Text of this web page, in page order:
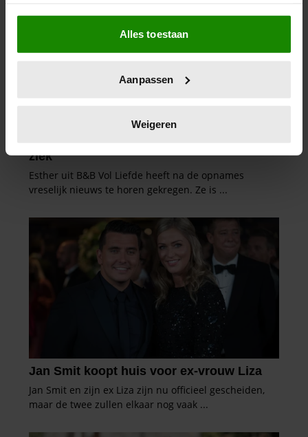
Als u het toestaat, willen we ook graag:
Informatie verzamelen over uw geografische
locatie, die tot een paar meter nauwkeurig kan zijn
scannen op specifieke eigenschappen (fingerprinting)
verwerkt en stel uw voorkeuren in het
intrekken in de Cookieverklaring.
We gebruiken cookies om content en advertenties te
en om ons websiteverkeer te analyseren. Ook delen we
informatie over uw gebruik van onze site met onze
partners voor social media, adverteren en analyse. Deze
partners kunnen deze gegevens combineren met andere
informatie die u aan ze heeft verstrekt of die ze hebben
verzameld op basis van uw gebruik van hun services. U
gaat akkoord met onze cookies als u onze website blijft
Alles toestaan
Aanpassen
Weigeren